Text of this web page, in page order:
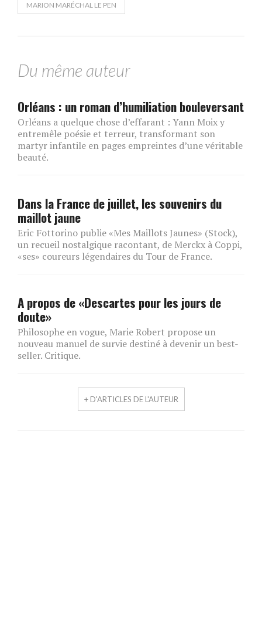
MARION MARÉCHAL LE PEN
Du même auteur
Orléans : un roman d’humiliation bouleversant
Orléans a quelque chose d’effarant : Yann Moix y
entremêle poésie et terreur, transformant son
martyr infantile en pages empreintes d’une véritable
beauté.
Dans la France de juillet, les souvenirs du
maillot jaune
Eric Fottorino publie «Mes Maillots Jaunes» (Stock),
un recueil nostalgique racontant, de Merckx à Coppi,
«ses» coureurs légendaires du Tour de France.
A propos de «Descartes pour les jours de
doute»
Philosophe en vogue, Marie Robert propose un
nouveau manuel de survie destiné à devenir un best-
seller. Critique.
+ D'ARTICLES DE L'AUTEUR